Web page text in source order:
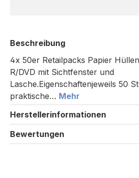
Beschreibung
4x 50er Retailpacks Papier
R/DVD mit Sichtfenster und
Lasche.Eigenschaftenjeweils 50
praktische… Mehr
Herstellerinformationen
Bewertungen